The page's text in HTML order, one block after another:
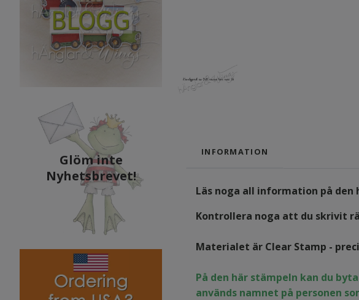
Glöm inte
Nyhetsbrevet!
INFORMATION
Läs noga all information på den
Kontrollera noga att du skrivit
Materialet är Clear Stamp -
På den här stämpeln kan du
används namnet på personen